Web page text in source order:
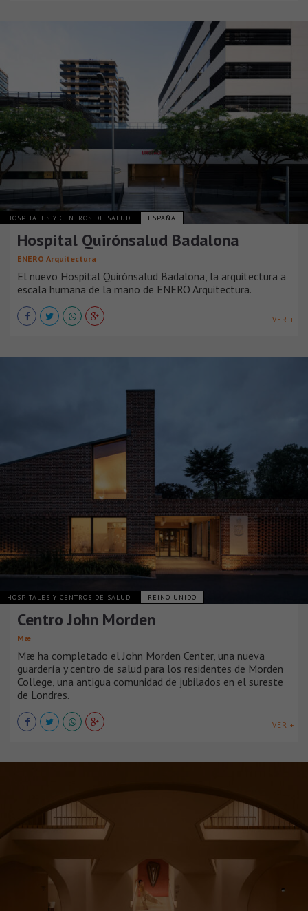
HOSPITALES Y CENTROS DE SALUD ESPAÑA
Hospital Quirónsalud Badalona
ENERO Arquitectura
El nuevo Hospital Quirónsalud Badalona, la arquitectura a
escala humana de la mano de ENERO Arquitectura.
VER +
HOSPITALES Y CENTROS DE SALUD REINO UNIDO
Centro John Morden
Mæ
Mæ ha completado el John Morden Center, una nueva
guardería y centro de salud para los residentes de Morden
College, una antigua comunidad de jubilados en el sureste
de Londres.
VER +